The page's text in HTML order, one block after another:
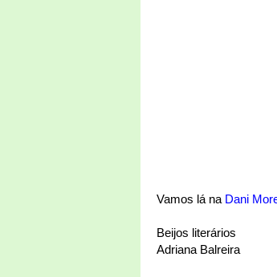
Vamos lá na Dani
Beijos literários
Adriana Balreira